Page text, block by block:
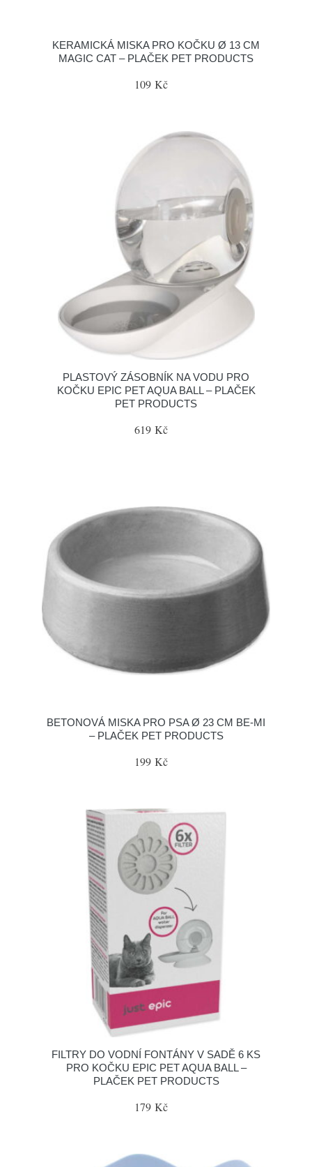
KERAMICKÁ MISKA PRO KOČKU Ø 13 CM
MAGIC CAT – PLAČEK PET PRODUCTS
109 Kč
PLASTOVÝ ZÁSOBNÍK NA VODU PRO
KOČKU EPIC PET AQUA BALL – PLAČEK
PET PRODUCTS
619 Kč
BETONOVÁ MISKA PRO PSA Ø 23 CM BE-MI
– PLAČEK PET PRODUCTS
199 Kč
FILTRY DO VODNÍ FONTÁNY V SADĚ 6 KS
PRO KOČKU EPIC PET AQUA BALL –
PLAČEK PET PRODUCTS
179 Kč